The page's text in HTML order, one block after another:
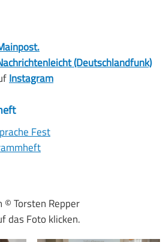
(Deutschlandfunk)
Instagram
Fest
© Torsten Repper
das Foto klicken.